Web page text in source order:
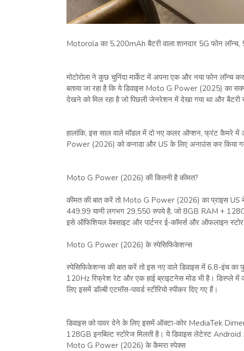
Motorola का 5,200mAh बैटरी वाला शानदार 5G फोन
मोटोरोला ने कुछ चुनिंदा मार्केट में अपना एक और नया फोन
बताया जा रहा है कि ये डिवाइस Moto G Power (2025)
देखने को मिल रहा है जो पिछली जेनरेशन में देखा गया था और
हालांकि, इस साल वाले मॉडल में दो नए कलर ऑप्शन, फ्रंट कैमरे
Power (2026) को कनाडा और US के लिए अनाउंस कर किया
Moto G Power (2026) की कितनी है कीमत?
कीमत की बात करें तो Moto G Power (2026) का प्राइस
449.99 यानी लगभग 29,550 रुपये है, जो 8GB RAM +
इसे ऑफिशियल वेबसाइट और पार्टनर ई-कॉमर्स और ऑफलाइन
Moto G Power (2026) के स्पेसिफिकेशन्स
स्पेसिफिकेशन्स की बात करें तो इस नए वाले डिवाइस में 6.8-इंच
120Hz रिफ्रेश रेट और एक हाई ब्राइटनेस मोड भी है। डिस्प्ले में
लिए इसमें डॉल्बी एटमॉस-पावर्ड स्टीरियो स्पीकर दिए गए हैं।
डिवाइस को पावर देने के लिए इसमें ऑक्टा-कोर MediaTek
128GB इनबिल्ट स्टोरेज मिलती है। ये डिवाइस लेटेस्ट Android
Moto G Power (2026) के कैमरा स्पेक्स